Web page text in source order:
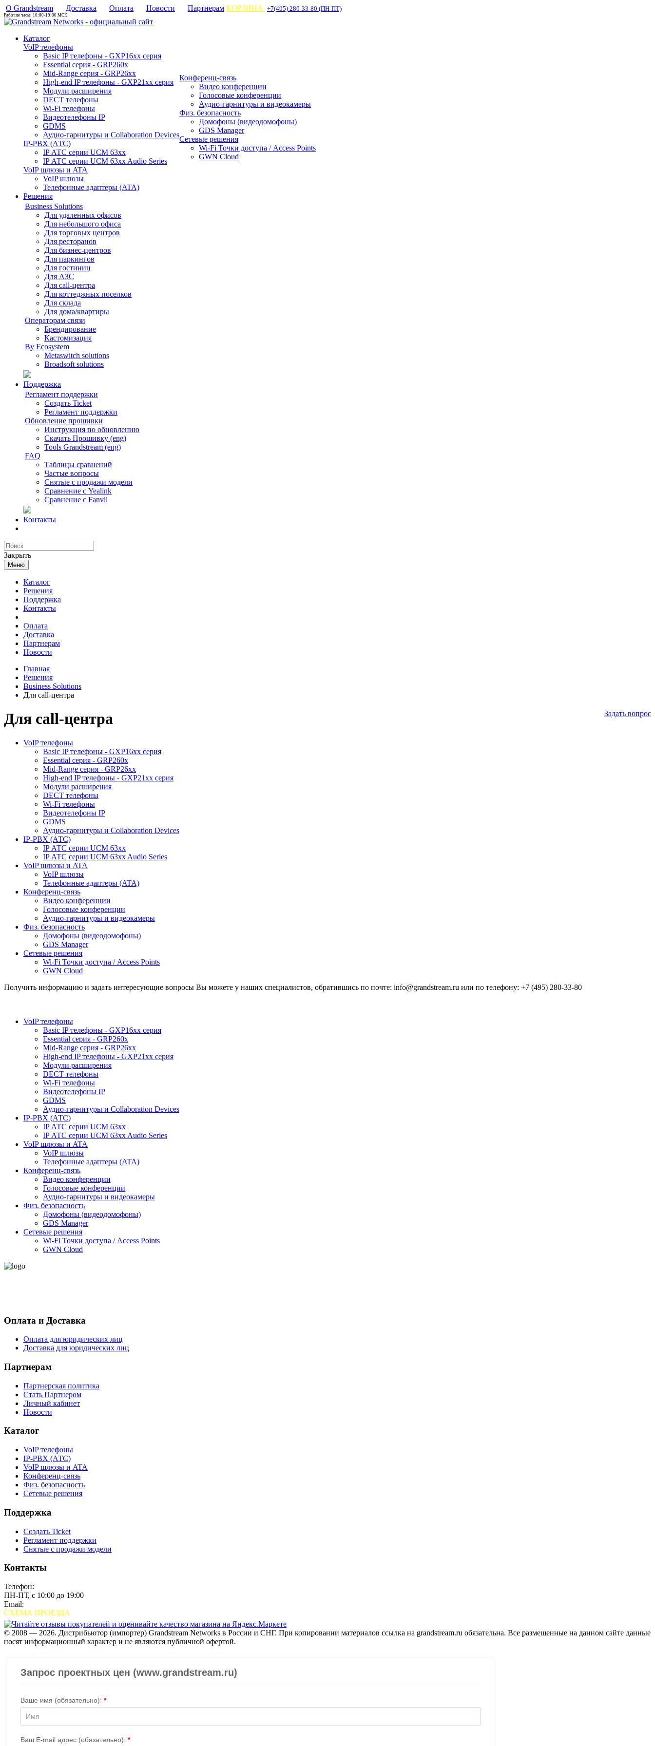
О Grandstream Доставка Оплата Новости Партнерам КОРЗИНА +7(495) 280-33-80 (ПН-ПТ)
Рабочие часы: 10:00-19:00 МСК
Каталог
VoIP телефоны
Basic IP телефоны - GXP16хх серия
Essential серия - GRP260x
Mid-Range серия - GRP26xx
High-end IP телефоны - GXP21хх серия
Модули расширения
DECT телефоны
Wi-Fi телефоны
Видеотелефоны IP
GDMS
Аудио-гарнитуры и Collaboration Devices
IP-PBX (АТС)
IP АТС серии UCM 63xx
IP АТС серии UCM 63xx Audio Series
VoIP шлюзы и ATA
VoIP шлюзы
Телефонные адаптеры (ATA)
Конференц-связь
Видео конференции
Голосовые конференции
Аудио-гарнитуры и видеокамеры
Физ. безопасность
Домофоны (видеодомофоны)
GDS Manager
Сетевые решения
Wi-Fi Точки доступа / Access Points
GWN Cloud
Решения
Business Solutions
Для удаленных офисов
Для небольшого офиса
Для торговых центров
Для ресторанов
Для бизнес-центров
Для паркингов
Для гостиниц
Для АЗС
Для call-центра
Для коттеджных поселков
Для склада
Для дома/квартиры
Операторам связи
Брендирование
Кастомизация
By Ecosystem
Metaswitch solutions
Broadsoft solutions
Поддержка
Регламент поддержки
Создать Ticket
Регламент поддержки
Обновление прошивки
Инструкция по обновлению
Скачать Прошивку (eng)
Tools Grandstream (eng)
FAQ
Таблицы сравнений
Частые вопросы
Снятые с продажи модели
Сравнение с Yealink
Сравнение с Fanvil
Контакты
Закрыть
Меню
Каталог
Решения
Поддержка
Контакты
Оплата
Доставка
Партнерам
Новости
Главная
Решения
Business Solutions
Для call-центра
Для call-центра Задать вопрос
VoIP телефоны
Basic IP телефоны - GXP16хх серия
Essential серия - GRP260x
Mid-Range серия - GRP26xx
High-end IP телефоны - GXP21хх серия
Модули расширения
DECT телефоны
Wi-Fi телефоны
Видеотелефоны IP
GDMS
Аудио-гарнитуры и Collaboration Devices
IP-PBX (АТС)
IP АТС серии UCM 63xx
IP АТС серии UCM 63xx Audio Series
VoIP шлюзы и ATA
VoIP шлюзы
Телефонные адаптеры (ATA)
Конференц-связь
Видео конференции
Голосовые конференции
Аудио-гарнитуры и видеокамеры
Физ. безопасность
Домофоны (видеодомофоны)
GDS Manager
Сетевые решения
Wi-Fi Точки доступа / Access Points
GWN Cloud
Получить информацию и задать интересующие вопросы Вы можете у наших специалистов, обратившись по почте: info@grandstream.ru или по телефону: +7 (495) 280-33-80
VoIP телефоны
Basic IP телефоны - GXP16хх серия
Essential серия - GRP260x
Mid-Range серия - GRP26xx
High-end IP телефоны - GXP21хх серия
Модули расширения
DECT телефоны
Wi-Fi телефоны
Видеотелефоны IP
GDMS
Аудио-гарнитуры и Collaboration Devices
IP-PBX (АТС)
IP АТС серии UCM 63xx
IP АТС серии UCM 63xx Audio Series
VoIP шлюзы и ATA
VoIP шлюзы
Телефонные адаптеры (ATA)
Конференц-связь
Видео конференции
Голосовые конференции
Аудио-гарнитуры и видеокамеры
Физ. безопасность
Домофоны (видеодомофоны)
GDS Manager
Сетевые решения
Wi-Fi Точки доступа / Access Points
GWN Cloud
Оплата и Доставка
Оплата для юридических лиц
Доставка для юридических лиц
Партнерам
Партнерская политика
Стать Партнером
Личный кабинет
Новости
Каталог
VoIP телефоны
IP-PBX (АТС)
VoIP шлюзы и ATA
Конференц-связь
Физ. безопасность
Сетевые решения
Поддержка
Создать Ticket
Регламент поддержки
Снятые с продажи модели
Контакты
Телефон:
ПН-ПТ, с 10:00 до 19:00
Email:
СХЕМА ПРОЕЗДА
© 2008 — 2026. Дистрибьютор (импортер) Grandstream Networks в России и СНГ. При копировании материалов ссылка на grandstream.ru обязательна. Все размещенные на данном сайте данные
носят информационный характер и не являются публичной офертой.